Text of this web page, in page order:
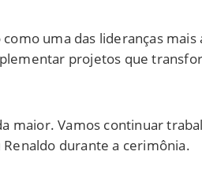
uma das lideranças mais
projetos que
maior. Vamos continuar
durante a cerimônia.